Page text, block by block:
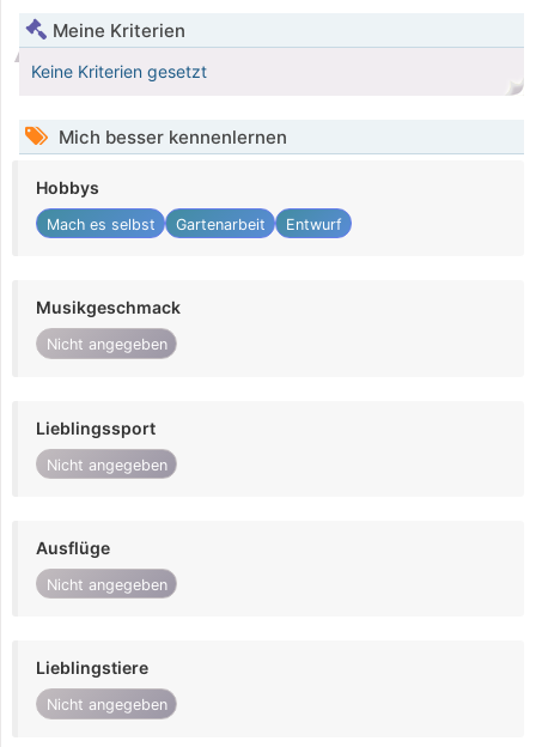
Meine Kriterien
Keine Kriterien gesetzt
Mich besser kennenlernen
Hobbys
Mach es selbst Gartenarbeit Entwurf
Musikgeschmack
Nicht angegeben
Lieblingssport
Nicht angegeben
Ausflüge
Nicht angegeben
Lieblingstiere
Nicht angegeben